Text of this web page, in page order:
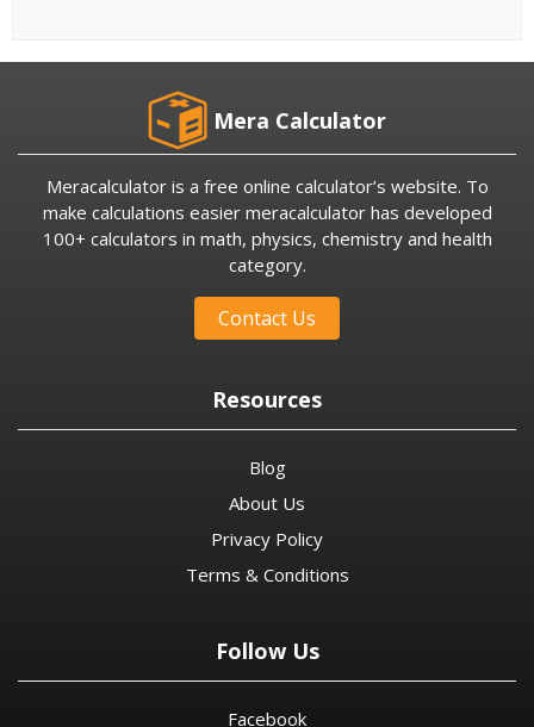
Mera Calculator
Meracalculator is a free online calculator’s website. To
make calculations easier meracalculator has developed
100+ calculators in math, physics, chemistry and health
category.
Contact Us
Resources
Blog
About Us
Privacy Policy
Terms & Conditions
Follow Us
Facebook